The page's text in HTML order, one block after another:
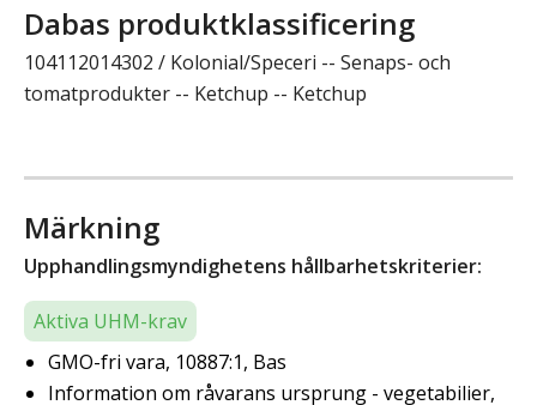
Dabas produktklassificering
104112014302 / Kolonial/Speceri -- Senaps- och
tomatprodukter -- Ketchup -- Ketchup
Märkning
Upphandlingsmyndighetens hållbarhetskriterier:
Aktiva UHM-krav
GMO-fri vara, 10887:1, Bas
Information om råvarans ursprung - vegetabilier,